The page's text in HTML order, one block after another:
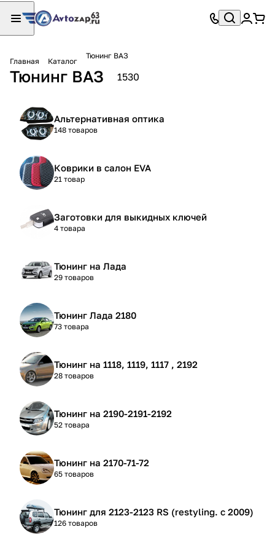
Главная Каталог
Тюнинг ВАЗ
Тюнинг ВАЗ 1530
Альтернативная оптика
148 товаров
Коврики в салон EVA
21 товар
Заготовки для выкидных ключей
4 товара
Тюнинг на Лада
29 товаров
Тюнинг Лада 2180
73 товара
Тюнинг на 1118, 1119, 1117 , 2192
28 товаров
Тюнинг на 2190-2191-2192
52 товара
Тюнинг на 2170-71-72
65 товаров
Тюнинг для 2123-2123 RS (restyling. с 2009)
126 товаров